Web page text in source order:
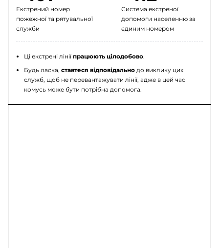
Екстрений номер
пожежної та рятувальної
служби
Система екстреної
допомоги населенню за
єдиним номером
Ці екстрені лініїпрацюють цілодобово.
Будь ласка,ставтеся відповідально до виклику цих
служб, щоб не перевантажувати лінії, адже в цей час
комусь може бути потрібна допомога.